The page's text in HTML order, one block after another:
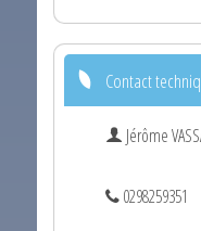
Contact
Jérôme
0298259351